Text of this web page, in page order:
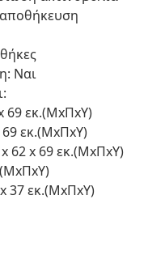
Ναι
69 εκ.(ΜxΠxΥ)
69 εκ.(ΜxΠxΥ)
62 x 69 εκ.(ΜxΠxΥ)
37 εκ.(ΜxΠxΥ)